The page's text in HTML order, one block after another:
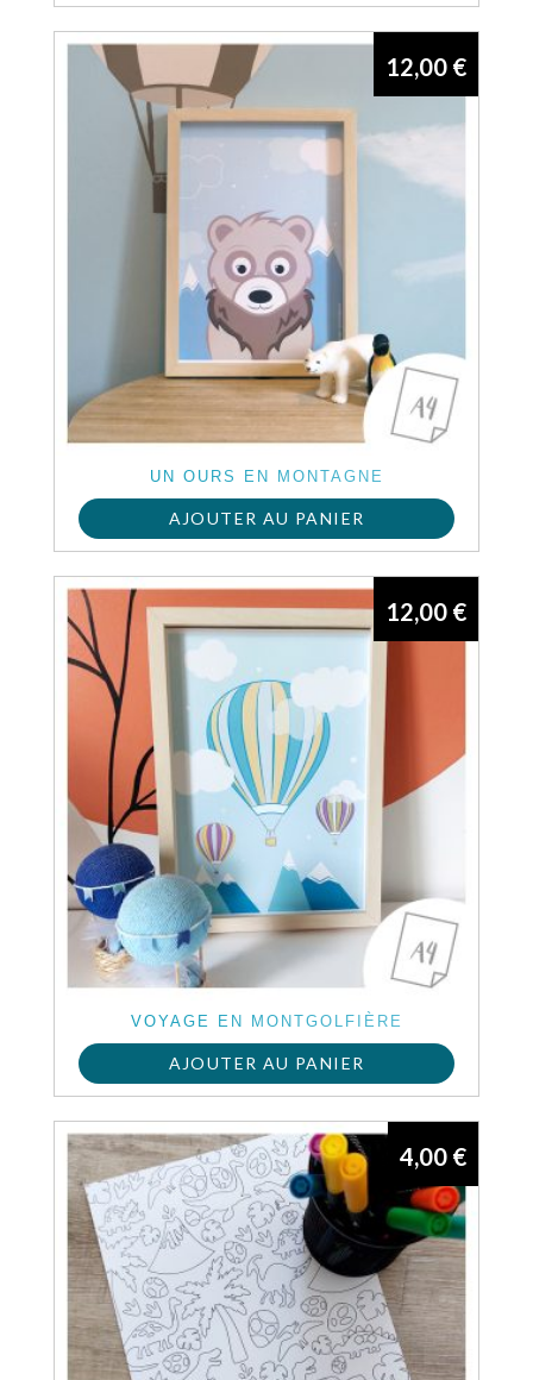
UN OURS EN MONTAGNE
12,00 €
AJOUTER AU PANIER
VOYAGE EN MONTGOLFIÈRE
12,00 €
AJOUTER AU PANIER
4,00 €